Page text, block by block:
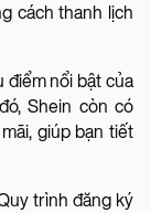
cách thanh lịch
điểm nổi bật của
Shein còn có
giúp bạn tiết
trình đăng ký